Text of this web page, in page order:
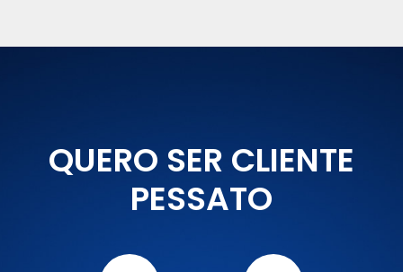
QUERO SER CLIENTE
PESSATO